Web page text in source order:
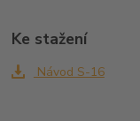
Ke stažení
Návod S-16